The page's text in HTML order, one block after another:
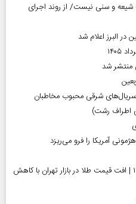
و سنی نیست/ از روند اجرای
در البرز اعلام شد
منتشر شد
شرقی محبوب مخاطبان
اطراف رشت)
آمریکا را فرو می‌ریزد
قیمت طلا و سکه امروز ۱۱ مرداد ۱۴۰۵ | افت قیمت طلا در بازار تهران با کاهش